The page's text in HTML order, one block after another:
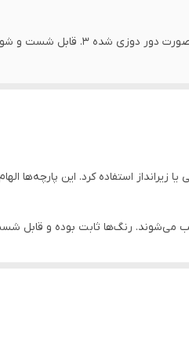
زیرانداز استفاده کرد. این پارچه‌ها
می‌شوند. رنگ‌ها ثابت بوده و قابل
مختلف است.